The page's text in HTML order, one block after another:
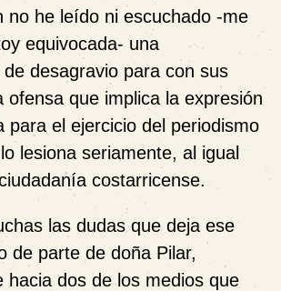
no he leído ni escuchado -me
equivocada- una
desagravio para con sus
ofensa que implica la expresión
para el ejercicio del periodismo
lesiona seriamente, al igual
costarricense.
las dudas que deja ese
de parte de doña Pilar,
hacia dos de los medios que